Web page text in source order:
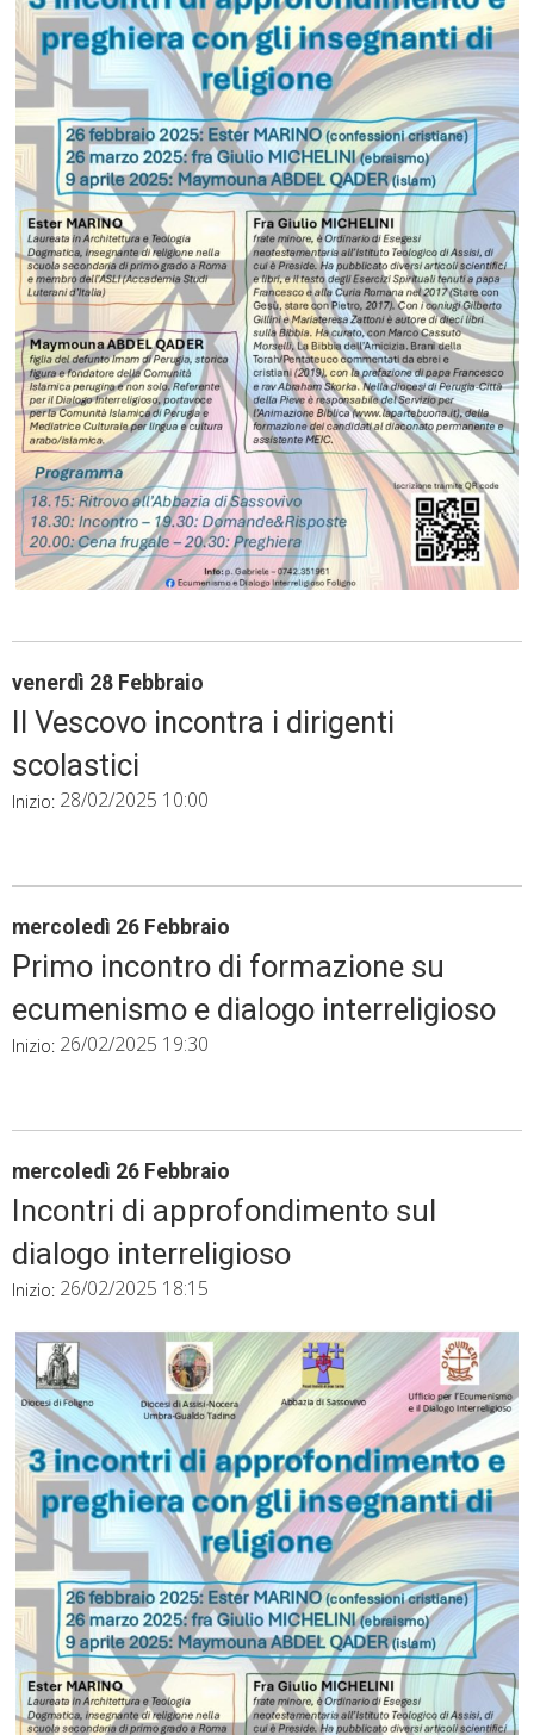
venerdì 28 Febbraio
Il Vescovo incontra i dirigenti
scolastici
Inizio: 28/02/2025 10:00
mercoledì 26 Febbraio
Primo incontro di formazione su
ecumenismo e dialogo interreligioso
Inizio: 26/02/2025 19:30
mercoledì 26 Febbraio
Incontri di approfondimento sul
dialogo interreligioso
Inizio: 26/02/2025 18:15